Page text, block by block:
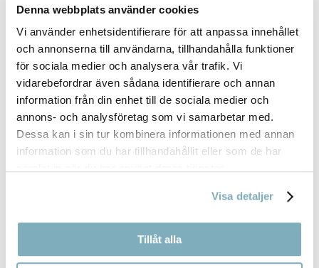
Denna webbplats använder cookies
Vi använder enhetsidentifierare för att anpassa innehållet
och annonserna till användarna, tillhandahålla funktioner
för sociala medier och analysera vår trafik. Vi
vidarebefordrar även sådana identifierare och annan
information från din enhet till de sociala medier och
annons- och analysföretag som vi samarbetar med.
Dessa kan i sin tur kombinera informationen med annan
information som du har tillhandahållit eller som de har
Visa detaljer
Tillåt alla